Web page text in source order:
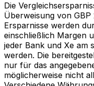
Die
Überweisung von
Ersparnisse werden
einschließlich Margen
jeder Bank und Xe am
werden. Die
nur für das
möglicherweise nicht